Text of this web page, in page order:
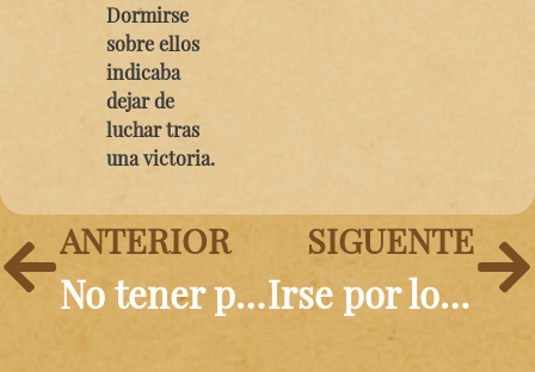
Dormirse
sobre ellos
indicaba
dejar de
luchar tras
una victoria.
ANTERIOR
No tener pelos en la lengua
SIGUENTE
Irse por los cerros de Úbeda